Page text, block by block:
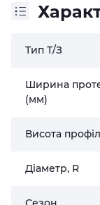
Тип Т/З
Ширина
(мм)
Висота
Діаметр, R